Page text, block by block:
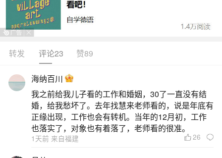
90年属马女性2026年全年每月运势整体呈先扬
后抑、波折中见转机之势。年初事业起步有劲，1月
易获新职或项目启动，2月或有意外之财入账；3月
占先机；5月为情绪与关系高危期，“双午自刑”明
显，尤忌冲动决策，感情易因琐事争执。进入下半
年，6月起火势渐缓，思维清晰度回升；7月注意财
务规划，避免大额
2、90属马人2026每月运势
转发 评论23 赞89
海纳百川
我之前给我儿子看的工作和婚姻，30了一直没有结
婚，给我愁坏了。去年找慧来老师看的，说是年底有
正缘出现，工作也会有转机。当年的12月初，工作
也落实了，对象也有着落了，老师看的很准。
1天前 来自福建 26